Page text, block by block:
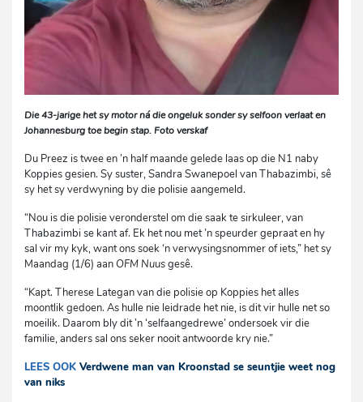
Die 43-jarige het sy motor ná die ongeluk sonder sy selfoon verlaat en
Johannesburg toe begin stap. Foto verskaf
Du Preez is twee en ’n half maande gelede laas op die N1 naby
Koppies gesien. Sy suster, Sandra Swanepoel van Thabazimbi, sê
sy het sy verdwyning by die polisie aangemeld.
“Nou is die polisie veronderstel om die saak te sirkuleer, van
Thabazimbi se kant af. Ek het nou met ’n speurder gepraat en hy
sal vir my kyk, want ons soek ‘n verwysingsnommer of iets,” het sy
Maandag (1/6) aan OFM Nuusgesê.
“Kapt. Therese Lategan van die polisie op Koppies het alles
moontlik gedoen. As hulle nie leidrade het nie, is dit vir hulle net so
moeilik. Daarom bly dit ’n ‘selfaangedrewe’ ondersoek vir die
familie, anders sal ons seker nooit antwoorde kry nie.”
LEES OOK Verdwene man van Kroonstad se seuntjie weet nog
van niks